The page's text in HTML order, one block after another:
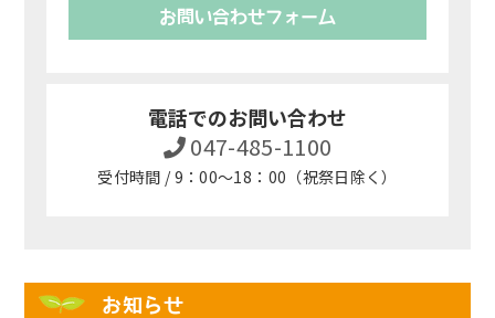
お問い合わせフォーム
電話でのお問い合わせ
047-485-1100
受付時間 / 9：00～18：00（祝祭日除く）
お知らせ